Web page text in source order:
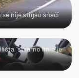
nije stigao snaći
stvarno im nije